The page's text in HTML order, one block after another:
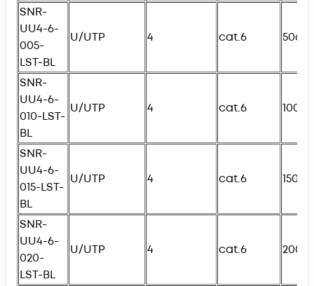
SNR-
UU4-6-
005-
LST-BL
U/UTP 4 cat.6 50см
SNR-
UU4-6-
010-LST-
BL
U/UTP 4 cat.6
SNR-
UU4-6-
015-LST-
BL
U/UTP 4 cat.6 150см
SNR-
UU4-6-
020-
LST-BL
U/UTP 4 cat.6